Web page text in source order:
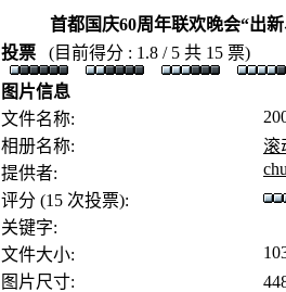
首都国庆60周年联欢晚会“出
投票
(目前得分 : 1.8 / 5 共 15 票)
图片信息
文件名称:
相册名称:
滚
提供者:
评分 (15 次投票):
关键字:
文件大小:
图片尺寸: